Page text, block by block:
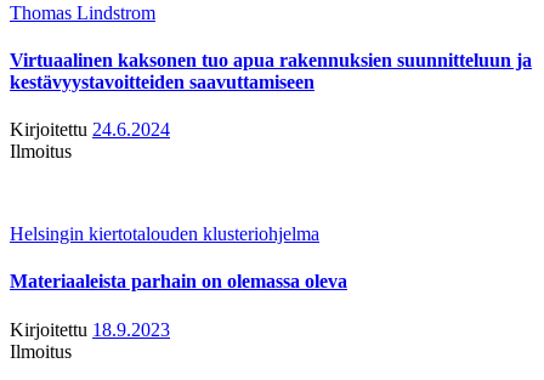
Thomas Lindstrom
Virtuaalinen kaksonen tuo apua rakennuksien suunnitteluun ja
kestävyystavoitteiden saavuttamiseen
Kirjoitettu 24.6.2024
Ilmoitus
Helsingin kiertotalouden klusteriohjelma
Materiaaleista parhain on olemassa oleva
Kirjoitettu 18.9.2023
Ilmoitus